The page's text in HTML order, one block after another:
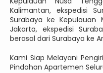
Kalimantan, ekspedisi
Surabaya ke Kepulauan
Jakarta, ekspedisi
berasal dari Surabaya ke
Kami Siap Melayani
Pindahan Apartemen